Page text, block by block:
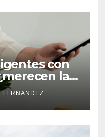
con
la
FERNANDEZ